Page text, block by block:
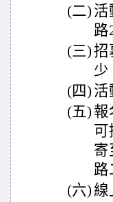
(二) 活
路
(三)招
少
(四) 活
(五) 報
可
寄
路
(六)線